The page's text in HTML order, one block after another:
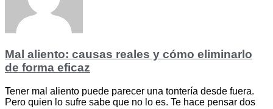
Mal aliento: causas reales y cómo eliminarlo
de forma eficaz
Tener mal aliento puede parecer una tontería desde fuera.
Pero quien lo sufre sabe que no lo es. Te hace pensar dos